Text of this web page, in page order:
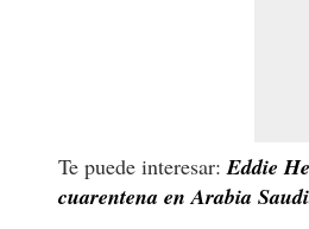
Te puede interesar:Eddie
cuarentena en Arabia